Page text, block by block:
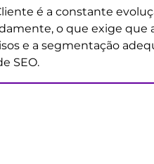
é a constante
o que exige que
e a segmentação
SEO.